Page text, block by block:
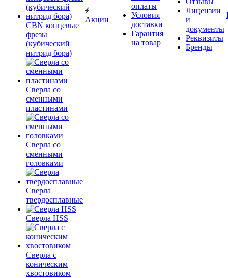
CBN концевые
фрезы
(кубический
нитрид бора)
Сверла со
сменными
пластинами
Сверла со
сменными
головками
Сверла
твердосплавные
Сверла HSS
Сверла с
коническим
хвостовиком
Акции
оплаты
Условия
доставки
Гарантия
на товар
Лицензии
и
документы
Реквизиты
Бренды